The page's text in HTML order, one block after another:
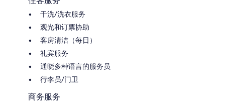
干洗/洗衣服务
观光和订票协助
客房清洁（每日）
礼宾服务
通晓多种语言的服务员
行李员/门卫
商务服务